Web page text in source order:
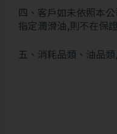
四、客戶如未依照本
指定潤滑油,則不在保
五、消耗品類、油品